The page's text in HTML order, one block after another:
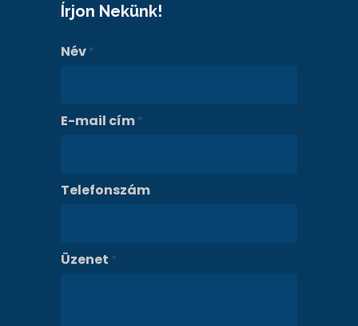
Írjon Nekünk!
Név *
E-mail cím *
Telefonszám
Üzenet *